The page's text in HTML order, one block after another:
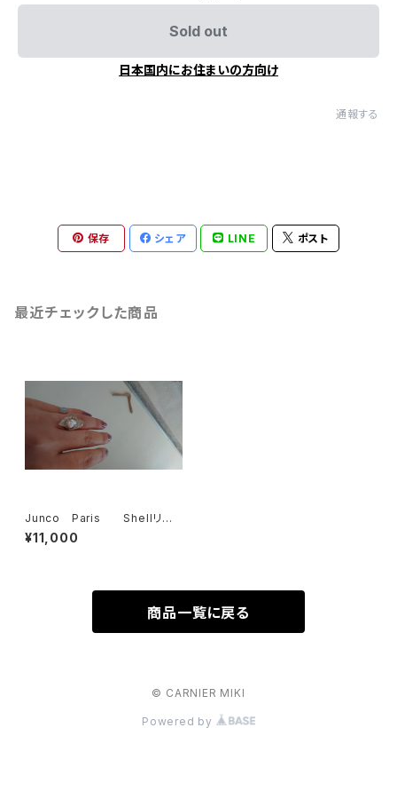
Sold out
日本国内にお住まいの方向け
通報する
保存 シェア LINE ポスト
最近チェックした商品
Junco Paris Shellリン
グ SALE
¥11,000
商品一覧に戻る
© CARNIER MIKI
Powered by